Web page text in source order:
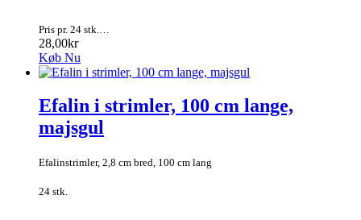
Pris pr. 24 stk.…
28,00kr
Køb Nu
Efalin i strimler, 100 cm lange,
majsgul
Efalinstrimler, 2,8 cm bred, 100 cm lang
24 stk.